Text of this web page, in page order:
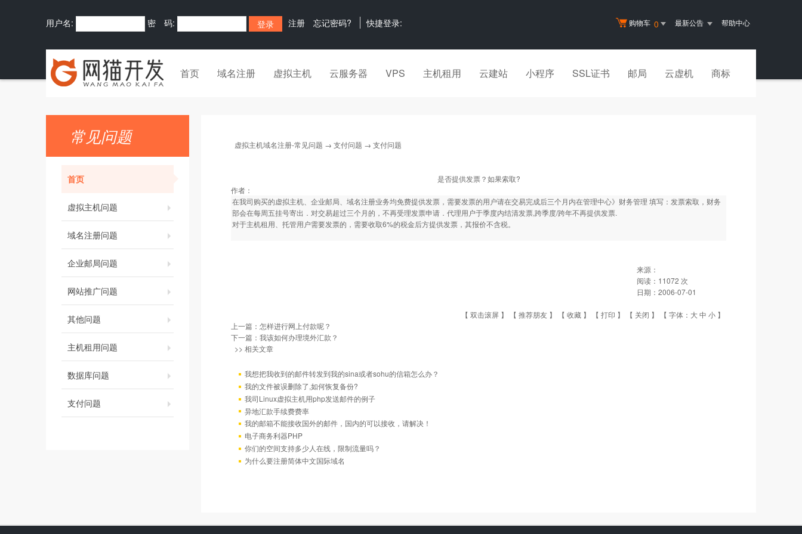
购物车 0 最新公告 帮助中心
用户名: 密 码: 注册 忘记密码? 快捷登录:
首页 域名注册 虚拟主机 云服务器 VPS 主机租用 云建站 小程序 SSL证书 邮局 云虚机 商标
常见问题
首页
虚拟主机问题
域名注册问题
企业邮局问题
网站推广问题
其他问题
主机租用问题
数据库问题
支付问题
虚拟主机域名注册-常见问题 → 支付问题 → 支付问题
是否提供发票？如果索取?
作者：
在我司购买的虚拟主机、企业邮局、域名注册业务均免费提供发票，需要发票的用户请在交易完成后三个月内在管理中心》财务管理 填写：发票索取，财务
部会在每周五挂号寄出．对交易超过三个月的，不再受理发票申请．代理用户于季度内结清发票,跨季度/跨年不再提供发票.
对于主机租用、托管用户需要发票的，需要收取6%的税金后方提供发票，其报价不含税。
来源：
阅读： 11072 次
日期： 2006-07-01
【 双击滚屏 】 【 推荐朋友 】 【 收藏 】 【 打印 】 【 关闭 】 【 字体： 大中 小 】
上一篇： 怎样进行网上付款呢？
下一篇： 我该如何办理境外汇款？
>> 相关文章
我想把我收到的邮件转发到我的sina或者sohu的信箱怎么办？
我的文件被误删除了,如何恢复备份?
我司Linux虚拟主机用php发送邮件的例子
异地汇款手续费费率
我的邮箱不能接收国外的邮件，国内的可以接收，请解决！
电子商务利器PHP
你们的空间支持多少人在线，限制流量吗？
为什么要注册简体中文国际域名